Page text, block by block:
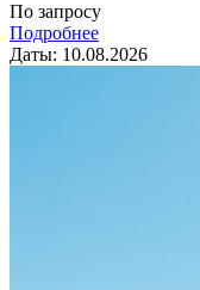
По запросу
Подробнее
Даты: 10.08.2026